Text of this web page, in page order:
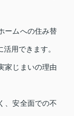
ームへの住み替
用できます。
家じまいの理由
、安全面での不